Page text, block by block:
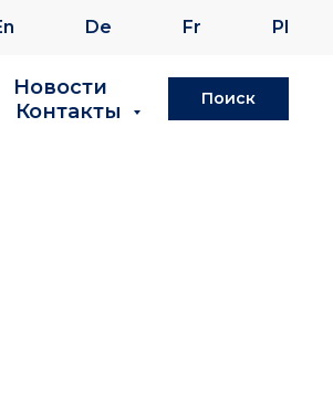
De Fr Pl
Новости
Контакты
Поиск